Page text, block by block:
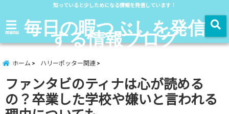
知っていると少しためになる情報を発信しています！
menu 毎日の暇つぶしを発信
する情報ブログ
ホーム ハリーポッター関連
ファンタビのティナは心が読める
の？卒業した学校や嫌いと言われる